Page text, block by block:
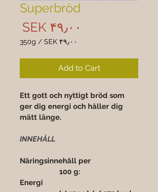
Superbröd
SEK ۴۹٫۰۰
SEK ۴۹٫۰۰ /
350g
Add to Cart
Ett gott och nyttigt bröd som
ger dig energi och håller dig
mätt länge.
INNEHÅLL
Näringsinnehåll per
		100 g:
Energi